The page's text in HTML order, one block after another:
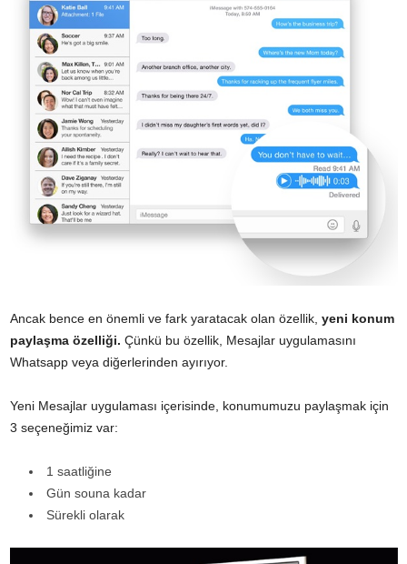
Ancak bence en önemli ve fark yaratacak olan özellik, yeni konum
paylaşma özelliği. Çünkü bu özellik, Mesajlar uygulamasını
Whatsapp veya diğerlerinden ayırıyor.
Yeni Mesajlar uygulaması içerisinde, konumumuzu paylaşmak için
3 seçeneğimiz var:
1 saatliğine
Gün souna kadar
Sürekli olarak